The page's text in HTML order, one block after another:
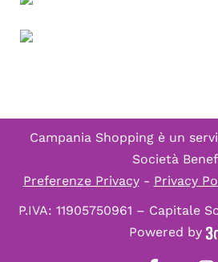
Campania Shopping è un
Società
Preferenze Privacy- Privacy
P.IVA: 11905750961 – Capitale
Powered by